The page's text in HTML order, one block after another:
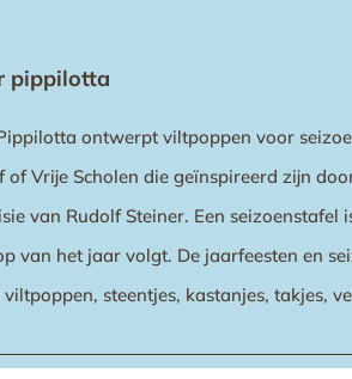
pippilotta
ontwerpt viltpoppen voor
of Vrije Scholen die geïnspireerd zijn
van Rudolf Steiner. Een seizoenstafel
van het jaar volgt. De jaarfeesten en
steentjes, kastanjes, takjes,